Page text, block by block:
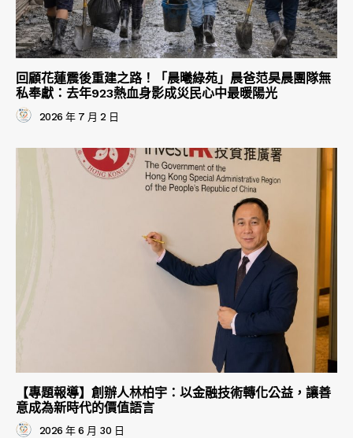
回顧花蓮震後重建之路！「晨曦綠苑」晨爸范昊晨團隊無
私奉獻：去年923熱血身影成災民心中最暖陽光
2026 年 7 月 2 日
【專題報導】創辦人林柏宇：以金融技術轉化公益，讓善
意成為新時代的價值語言
2026 年 6 月 30 日